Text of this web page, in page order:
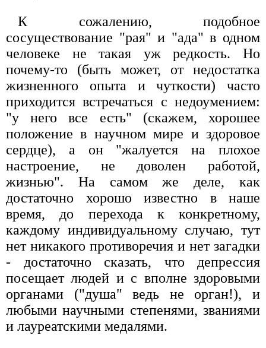
К сожалению, подобное
сосуществование "рая" и "ада" в одном
человеке не такая уж редкость. Но
почему-то (быть может, от недостатка
жизненного опыта и чуткости) часто
приходится встречаться с недоумением:
"у него все есть" (скажем, хорошее
положение в научном мире и здоровое
сердце), а он "жалуется на плохое
настроение, не доволен работой,
жизнью". На самом же деле, как
достаточно хорошо известно в наше
время, до перехода к конкретному,
каждому индивидуальному случаю, тут
нет никакого противоречия и нет загадки
- достаточно сказать, что депрессия
посещает людей и с вполне здоровыми
органами ("душа" ведь не орган!), и
любыми научными степенями, званиями
и лауреатскими медалями.